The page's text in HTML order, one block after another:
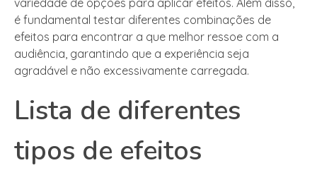
é fundamental testar diferentes combinações de
efeitos para encontrar a que melhor ressoe com a
audiência, garantindo que a experiência seja
agradável e não excessivamente carregada.
Lista de diferentes
tipos de efeitos